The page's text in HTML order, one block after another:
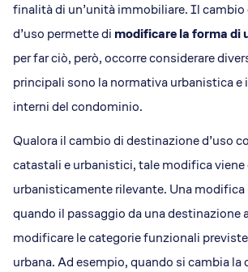
finalità di un’unità immobiliare. Il
d’uso permette di modificare la forma di
per far ciò, però, occorre considerare
principali sono la normativa urbanistica e
interni del condominio.
Qualora il cambio di destinazione d’uso
catastali e urbanistici, tale modifica
urbanisticamente rilevante. Una modifica
quando il passaggio da una destinazione
modificare le categorie funzionali
urbana. Ad esempio, quando si cambia la